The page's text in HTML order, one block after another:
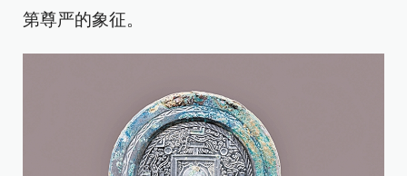
第尊严的象征。